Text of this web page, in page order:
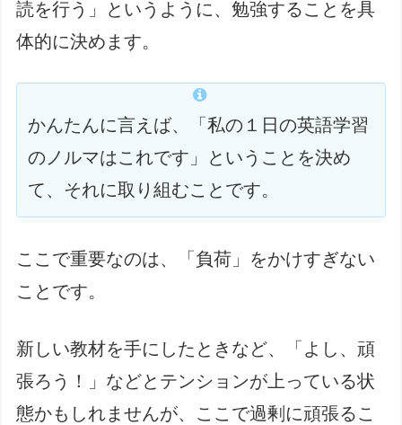
読を行う」というように、勉強することを具
体的に決めます。
かんたんに言えば、「私の１日の英語学習
のノルマはこれです」ということを決め
て、それに取り組むことです。
ここで重要なのは、「負荷」をかけすぎない
ことです。
新しい教材を手にしたときなど、「よし、頑
張ろう！」などとテンションが上っている状
態かもしれませんが、ここで過剰に頑張るこ